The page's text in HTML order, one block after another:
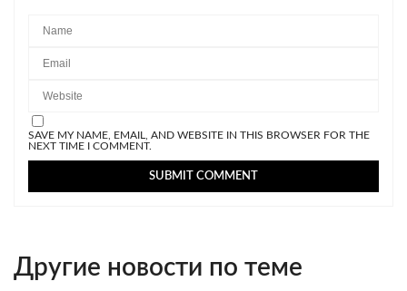
SAVE MY NAME, EMAIL, AND WEBSITE IN THIS BROWSER FOR THE
NEXT TIME I COMMENT.
Другие новости по теме